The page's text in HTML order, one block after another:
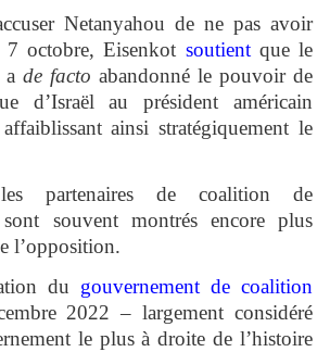
Netanyahou de ne pas avoir
7 octobre, Eisenkot soutientque le
de facto abandonné le pouvoir de
d’Israël au président américain
ainsi stratégiquement le
les partenaires de coalition de
souvent montrés encore plus
l’opposition.
du gouvernement de coalition
2022 – largement considéré
le plus à droite de l’histoire